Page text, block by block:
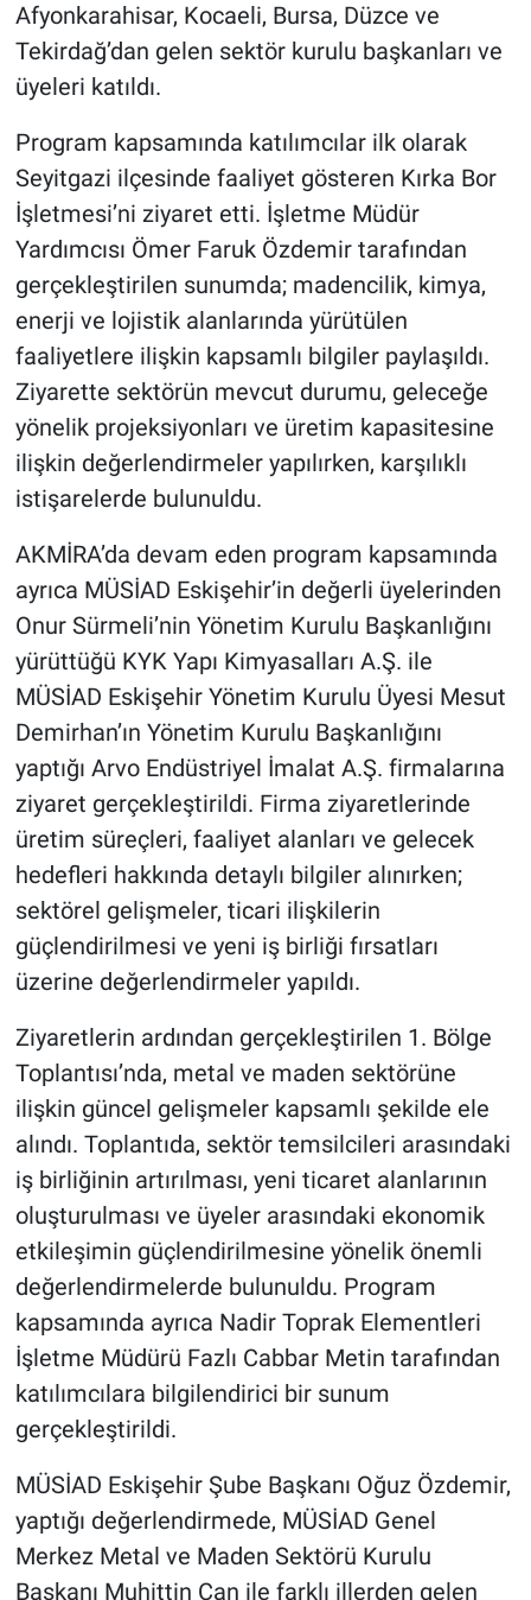
Afyonkarahisar, Kocaeli, Bursa, Düzce ve
Tekirdağ’dan gelen sektör kurulu başkanları ve
üyeleri katıldı.
Program kapsamında katılımcılar ilk olarak
Seyitgazi ilçesinde faaliyet gösteren Kırka Bor
İşletmesi’ni ziyaret etti. İşletme Müdür
Yardımcısı Ömer Faruk Özdemir tarafından
gerçekleştirilen sunumda; madencilik, kimya,
enerji ve lojistik alanlarında yürütülen
faaliyetlere ilişkin kapsamlı bilgiler paylaşıldı.
Ziyarette sektörün mevcut durumu, geleceğe
yönelik projeksiyonları ve üretim kapasitesine
ilişkin değerlendirmeler yapılırken, karşılıklı
istişarelerde bulunuldu.
AKMİRA’da devam eden program kapsamında
ayrıca MÜSİAD Eskişehir’in değerli üyelerinden
Onur Sürmeli’nin Yönetim Kurulu Başkanlığını
yürüttüğü KYK Yapı Kimyasalları A.Ş. ile
MÜSİAD Eskişehir Yönetim Kurulu Üyesi Mesut
Demirhan’ın Yönetim Kurulu Başkanlığını
yaptığı Arvo Endüstriyel İmalat A.Ş. firmalarına
ziyaret gerçekleştirildi. Firma ziyaretlerinde
üretim süreçleri, faaliyet alanları ve gelecek
hedefleri hakkında detaylı bilgiler alınırken;
sektörel gelişmeler, ticari ilişkilerin
güçlendirilmesi ve yeni iş birliği fırsatları
üzerine değerlendirmeler yapıldı.
Ziyaretlerin ardından gerçekleştirilen 1. Bölge
Toplantısı’nda, metal ve maden sektörüne
ilişkin güncel gelişmeler kapsamlı şekilde ele
alındı. Toplantıda, sektör temsilcileri arasındaki
iş birliğinin artırılması, yeni ticaret alanlarının
oluşturulması ve üyeler arasındaki ekonomik
etkileşimin güçlendirilmesine yönelik önemli
değerlendirmelerde bulunuldu. Program
kapsamında ayrıca Nadir Toprak Elementleri
İşletme Müdürü Fazlı Cabbar Metin tarafından
katılımcılara bilgilendirici bir sunum
gerçekleştirildi.
MÜSİAD Eskişehir Şube Başkanı Oğuz Özdemir,
yaptığı değerlendirmede, MÜSİAD Genel
Merkez Metal ve Maden Sektörü Kurulu
Başkanı Muhittin Can ile farklı illerden gelen